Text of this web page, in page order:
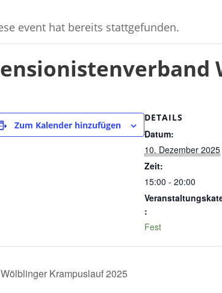
event hat bereits stattgefunden.
Zum Kalender hinzufügen
DETAILS
Datum:
10. Dezember 2025
Zeit:
15:00 - 20:00
:
Fest
Wölblinger Krampuslauf 2025